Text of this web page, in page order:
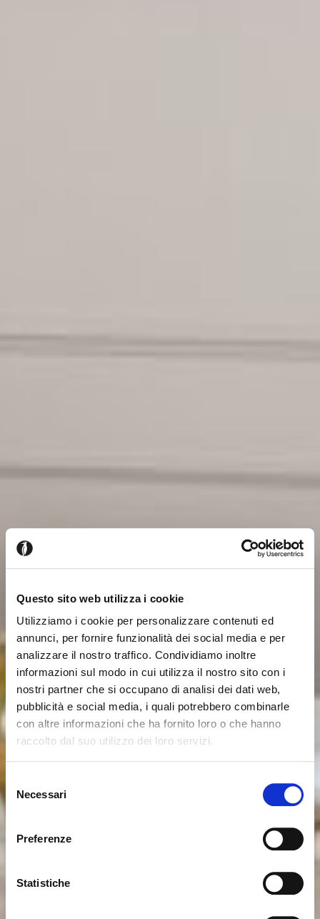
Questo sito web utilizza i cookie
Utilizziamo i cookie per personalizzare contenuti ed
annunci, per fornire funzionalità dei social media e per
analizzare il nostro traffico. Condividiamo inoltre
informazioni sul modo in cui utilizza il nostro sito con i
nostri partner che si occupano di analisi dei dati web,
pubblicità e social media, i quali potrebbero combinarle
con altre informazioni che ha fornito loro o che hanno
raccolto dal suo utilizzo dei loro servizi.
delNecessari
Preferenze
Statistiche
Seems like you’re browsing from Close
International. Would you like to switch to the site in